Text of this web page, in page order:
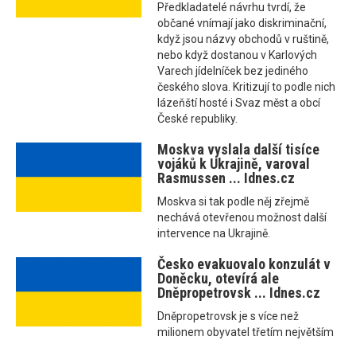
Předkladatelé návrhu tvrdí, že
občané vnímají jako diskriminační,
když jsou názvy obchodů v ruštině,
nebo když dostanou v Karlových
Varech jídelníček bez jediného
českého slova. Kritizují to podle nich
lázeňští hosté i Svaz měst a obcí
České republiky.
Moskva vyslala další tisíce
vojáků k Ukrajině, varoval
Rasmussen ... Idnes.cz
Moskva si tak podle něj zřejmě
nechává otevřenou možnost další
intervence na Ukrajině.
Česko evakuovalo konzulát v
Doněcku, otevírá ale
Dněpropetrovsk ... Idnes.cz
Dněpropetrovsk je s více než
milionem obyvatel třetím největším